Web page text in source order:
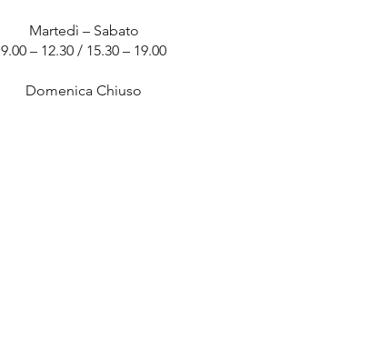
Martedì – Sabato
9.00 – 12.30 / 15.30 – 19.00
Domenica Chiuso